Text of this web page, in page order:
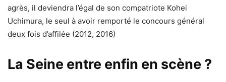
agrès, il deviendra l’égal de son compatriote Kohei
Uchimura, le seul à avoir remporté le concours général
deux fois d’affilée (2012, 2016)
La Seine entre enfin en scène ?